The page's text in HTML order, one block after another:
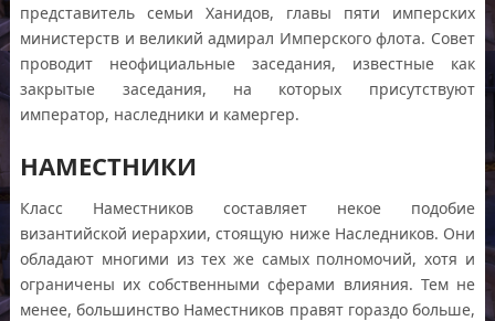
представитель семьи Ханидов, главы пяти имперских
министерств и великий адмирал Имперского флота. Совет
проводит неофициальные заседания, известные как
закрытые заседания, на которых присутствуют
император, наследники и камергер.
НАМЕСТНИКИ
Класс Наместников составляет некое подобие
византийской иерархии, стоящую ниже Наследников. Они
обладают многими из тех же самых полномочий, хотя и
ограничены их собственными сферами влияния. Тем не
менее, большинство Наместников правят гораздо больше,